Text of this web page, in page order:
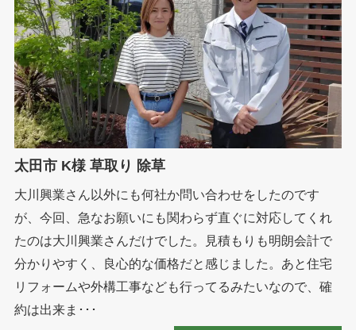
太田市 K様 草取り 除草
大川興業さん以外にも何社か問い合わせをしたのです
が、今回、急なお願いにも関わらず直ぐに対応してくれ
たのは大川興業さんだけでした。見積もりも明朗会計で
分かりやすく、良心的な価格だと感じました。あと住宅
リフォームや外構工事なども行ってるみたいなので、確
約は出来ま･･･